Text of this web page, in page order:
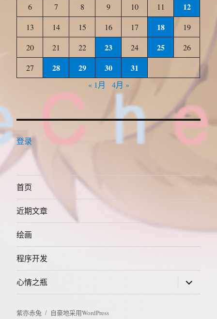
6
7 8 9 10 11 12
13 14 15 16 17 18
19
20
21 22 23 24 25
26
27
28 29 30 31
« 1月 4月 »
登录
首页
近期文章
绘画
程序开发
心情之瓶 展
开
子
紫亦赤兔 自豪地采用WordPress